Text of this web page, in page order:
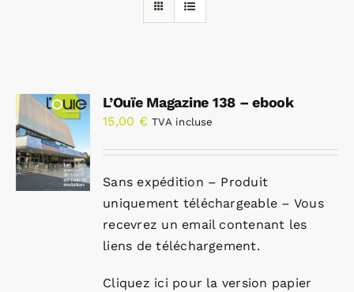
Annonces emploi
L’Ouïe Magazine 138 – ebook
15,00 € TVA incluse
Sans expédition – Produit
uniquement téléchargeable – Vous
recevrez un email contenant les
liens de téléchargement.
Cliquez ici pour la version papier